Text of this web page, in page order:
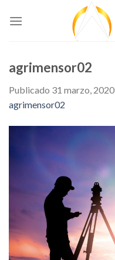
agrimensor02
Publicado 31 marzo, 2020
agrimensor02